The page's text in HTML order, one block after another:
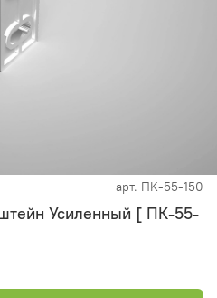
арт. ПK-55-150
Усиленный [ ПК-55-